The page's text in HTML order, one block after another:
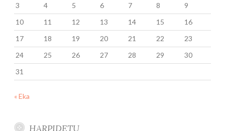
3
4 5 6 7 8
9
10
11 12 13 14 15
16
17
18 19 20 21 22
23
24
25 26 27 28 29
30
31
« Eka
HARPIDETU